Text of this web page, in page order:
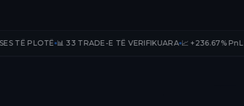
📊 33 TRADE-E TË VERIFIKUARA 📈 +236.67% PnL PUBLIK (2026)